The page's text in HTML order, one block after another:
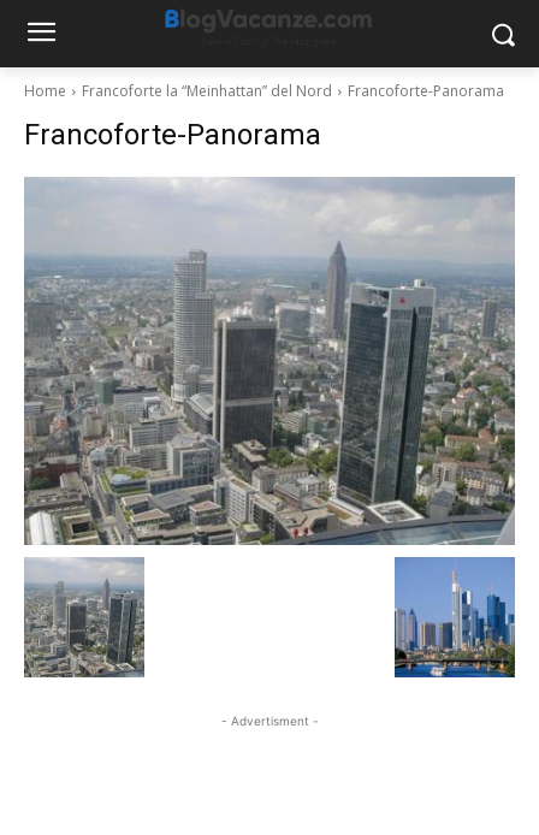
Home Francoforte la “Meinhattan” del Nord Francoforte-Panorama
Francoforte-Panorama
- Advertisment -